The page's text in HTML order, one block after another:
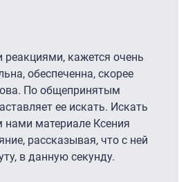
кажется очень
обеспеченна, скорее
По общепринятым
ее искать. Искать
материале Ксения
рассказывая, что с ней
в данную секунду.